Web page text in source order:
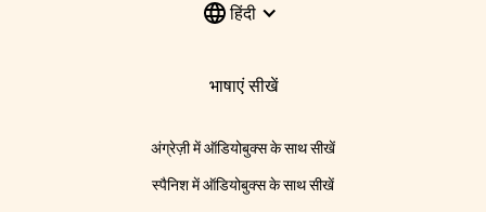
हिंदी
भाषाएं सीखें
अंग्रेज़ी में ऑडियोबुक्स के साथ सीखें
स्पैनिश में ऑडियोबुक्स के साथ सीखें